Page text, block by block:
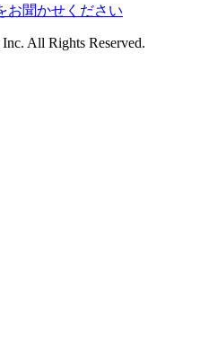
お聞かせください
All Rights Reserved.